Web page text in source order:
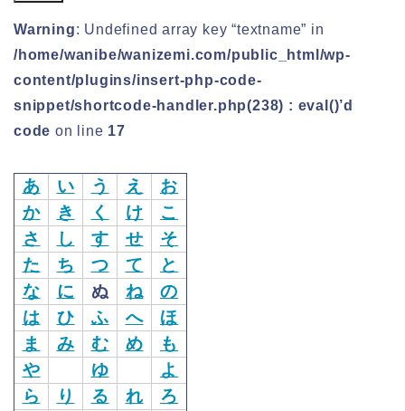
Warning: Undefined array key “textname” in
/home/wanibe/wanizemi.com/public_html/wp-
content/plugins/insert-php-code-
snippet/shortcode-handler.php(238) : eval()’d
code on line 17
あ い う え
お
か
き く け
こ
さ
し す せ
そ
た
ち つ て
と
な
に ぬ ね
の
は
ひ ふ へ
ほ
ま
み む め
も
や
ゆ
よ
ら
り る れ
ろ